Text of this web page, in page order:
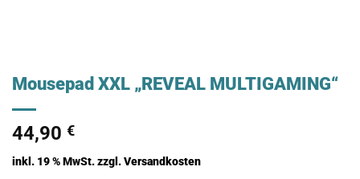
Mousepad XXL „REVEAL MULTIGAMING“
44,90 €
inkl. 19 % MwSt.zzgl.Versandkosten